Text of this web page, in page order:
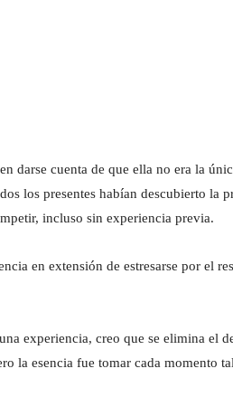
darse cuenta de que ella no era la
los presentes habían descubierto la
incluso sin experiencia previa.
en extensión de estresarse por el
experiencia, creo que se elimina el
la esencia fue tomar cada momento